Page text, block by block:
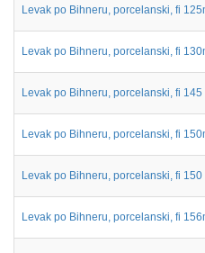
Levak po Bihneru, porcelanski, fi
Levak po Bihneru, porcelanski, fi
Levak po Bihneru, porcelanski, fi
Levak po Bihneru, porcelanski, fi
Levak po Bihneru, porcelanski, fi 150
Levak po Bihneru, porcelanski, fi